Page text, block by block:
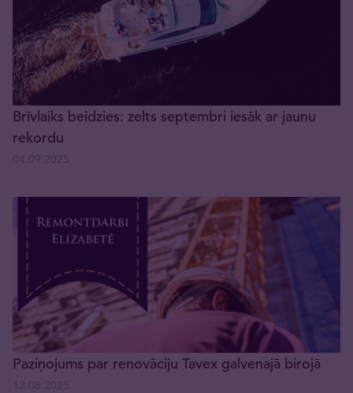
Brīvlaiks beidzies: zelts septembri iesāk ar jaunu
rekordu
Paziņojums par renovāciju Tavex galvenajā birojā